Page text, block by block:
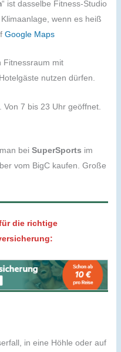
“ ist dasselbe Fitness-Studio
wenn es heiß
Google Maps
Fitnessraum mit
nutzen dürfen.
7 bis 23 Uhr geöffnet.
bei SuperSports im
vom BigC kaufen. Große
die richtige
in eine Höhle oder auf